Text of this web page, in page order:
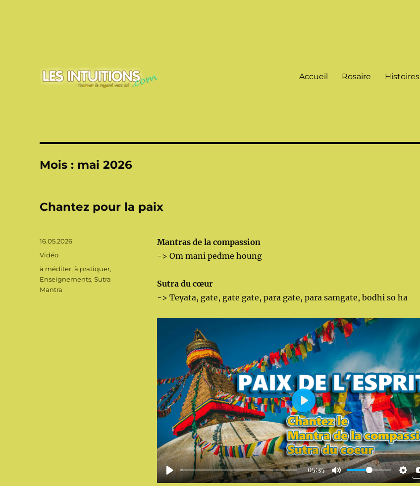
Accueil Rosaire Histoires
Mois : mai 2026
Chantez pour la paix
Mantras de la compassion
-> Om mani pedme houng
Sutra du cœur
-> Teyata, gate, gate gate, para gate, para samgate, bodhi so ha
05:35
P
L
A
Y
Publié
le
16.05.2026
Format
Vidéo
Catégories
à méditer, à pratiquer,
Enseignements,Sutra
Mantra